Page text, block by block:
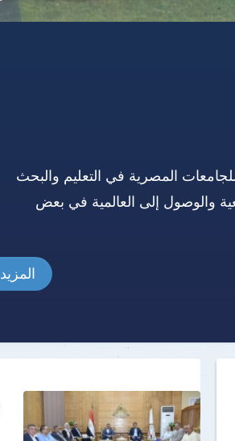
المصرية في التعليم والبحث
والوصول إلى العالمية في بعض
المزيد